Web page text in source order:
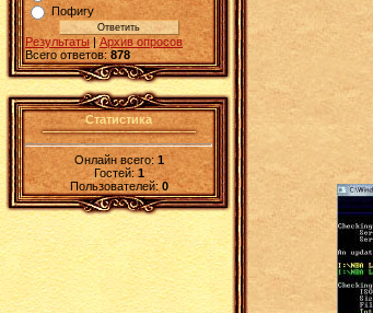
Пофигу
Результаты|Архив опросов
Всего ответов:878
Статистика
Онлайн всего:1
Гостей:1
Пользователей: 0